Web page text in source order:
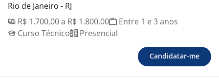
Rio de Janeiro - RJ
R$ 1.700,00 a R$ 1.800,00
Entre 1 e 3 anos
Curso Técnico
Presencial
Candidatar-me